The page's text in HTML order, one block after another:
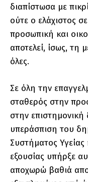
διαπίστωσα με
ούτε ο ελάχιστος
προσωπική και
αποτελεί, ίσως, τη
όλες.
Σε όλη την
σταθερός στην
στην επιστημονική
υπεράσπιση του
Συστήματος
εξουσίας υπήρξε
αποχωρώ βαθιά